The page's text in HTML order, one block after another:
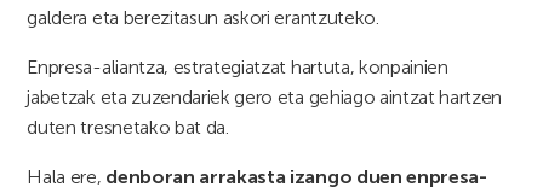
galdera eta berezitasun askori erantzuteko.
Enpresa-aliantza, estrategiatzat hartuta, konpainien
jabetzak eta zuzendariek gero eta gehiago aintzat hartzen
duten tresnetako bat da.
Hala ere, denboran arrakasta izango duen enpresa-